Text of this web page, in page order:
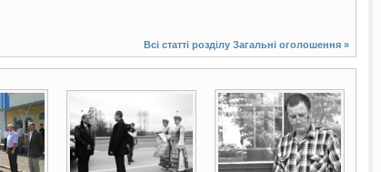
Всі статті розділу Загальні оголошення »
3 фото